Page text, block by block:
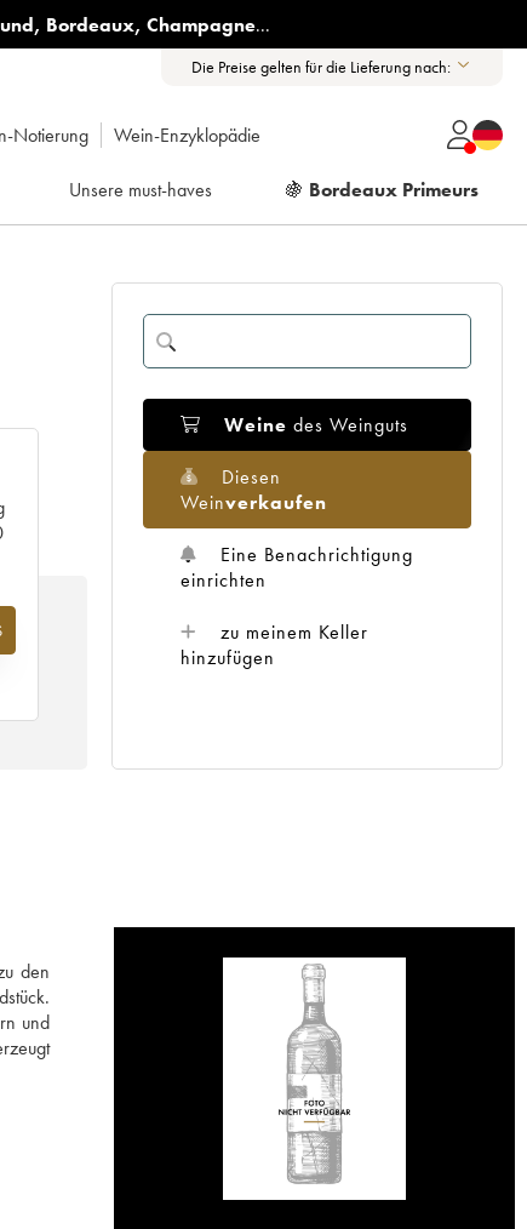
, Bordeaux, Champagne...
Die Preise gelten für die Lieferung nach:
Notierung Wein-Enzyklopädie
Unsere must-haves 🍇 Bordeaux Primeurs
Weine des Weinguts
Diesen
Weinverkaufen
Eine Benachrichtigung
einrichten
zu meinem Keller
hinzufügen
den
und